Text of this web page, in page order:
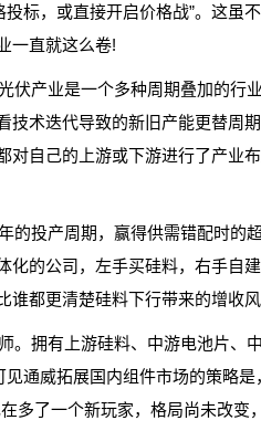
标，或直接开启价格战”。这虽
一直就这么卷!
伏产业是一个多种周期叠加的行
技术迭代导致的新旧产能更替周
自己的上游或下游进行了产业
的投产周期，赢得供需错配时的
化的公司，左手买硅料，右手自
都更清楚硅料下行带来的增收风
。拥有上游硅料、中游电池片、
通威拓展国内组件市场的策略
多了一个新玩家，格局尚未改变